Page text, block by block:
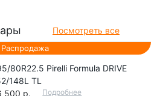
Посмотреть все
Распродажа
80R22.5 Pirelli Formula DRIVE
148L TL
500 р.
Подробнее